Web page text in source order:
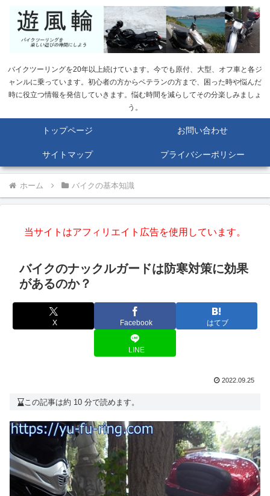
バイクツーリングを20年以上続けています。今でも原付、大型、オフ車と各ジ
ャンルに乗っています。初心者の方からベテランの方まで、困った時や悩んだ
時に役立つ情報を発信していきます。悩む時間を減らしてその分楽しみましょ
う。
トップページ お問い合わせ
サイトマップ プライバシーポリシー
ホーム バイクの基本知識
当サイトはアフィリエイト広告を使用しています。
バイクのナックルガードは防寒対策に効果
があるのか？
X Facebook はてブ
LINE
2022.09.25
この記事は約 10 分で読めます。